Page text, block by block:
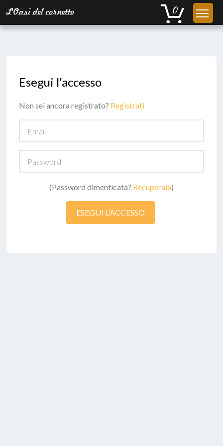
Esegui l'accesso
Non sei ancora registrato? Registrati
(Password dimenticata? Recuperala)